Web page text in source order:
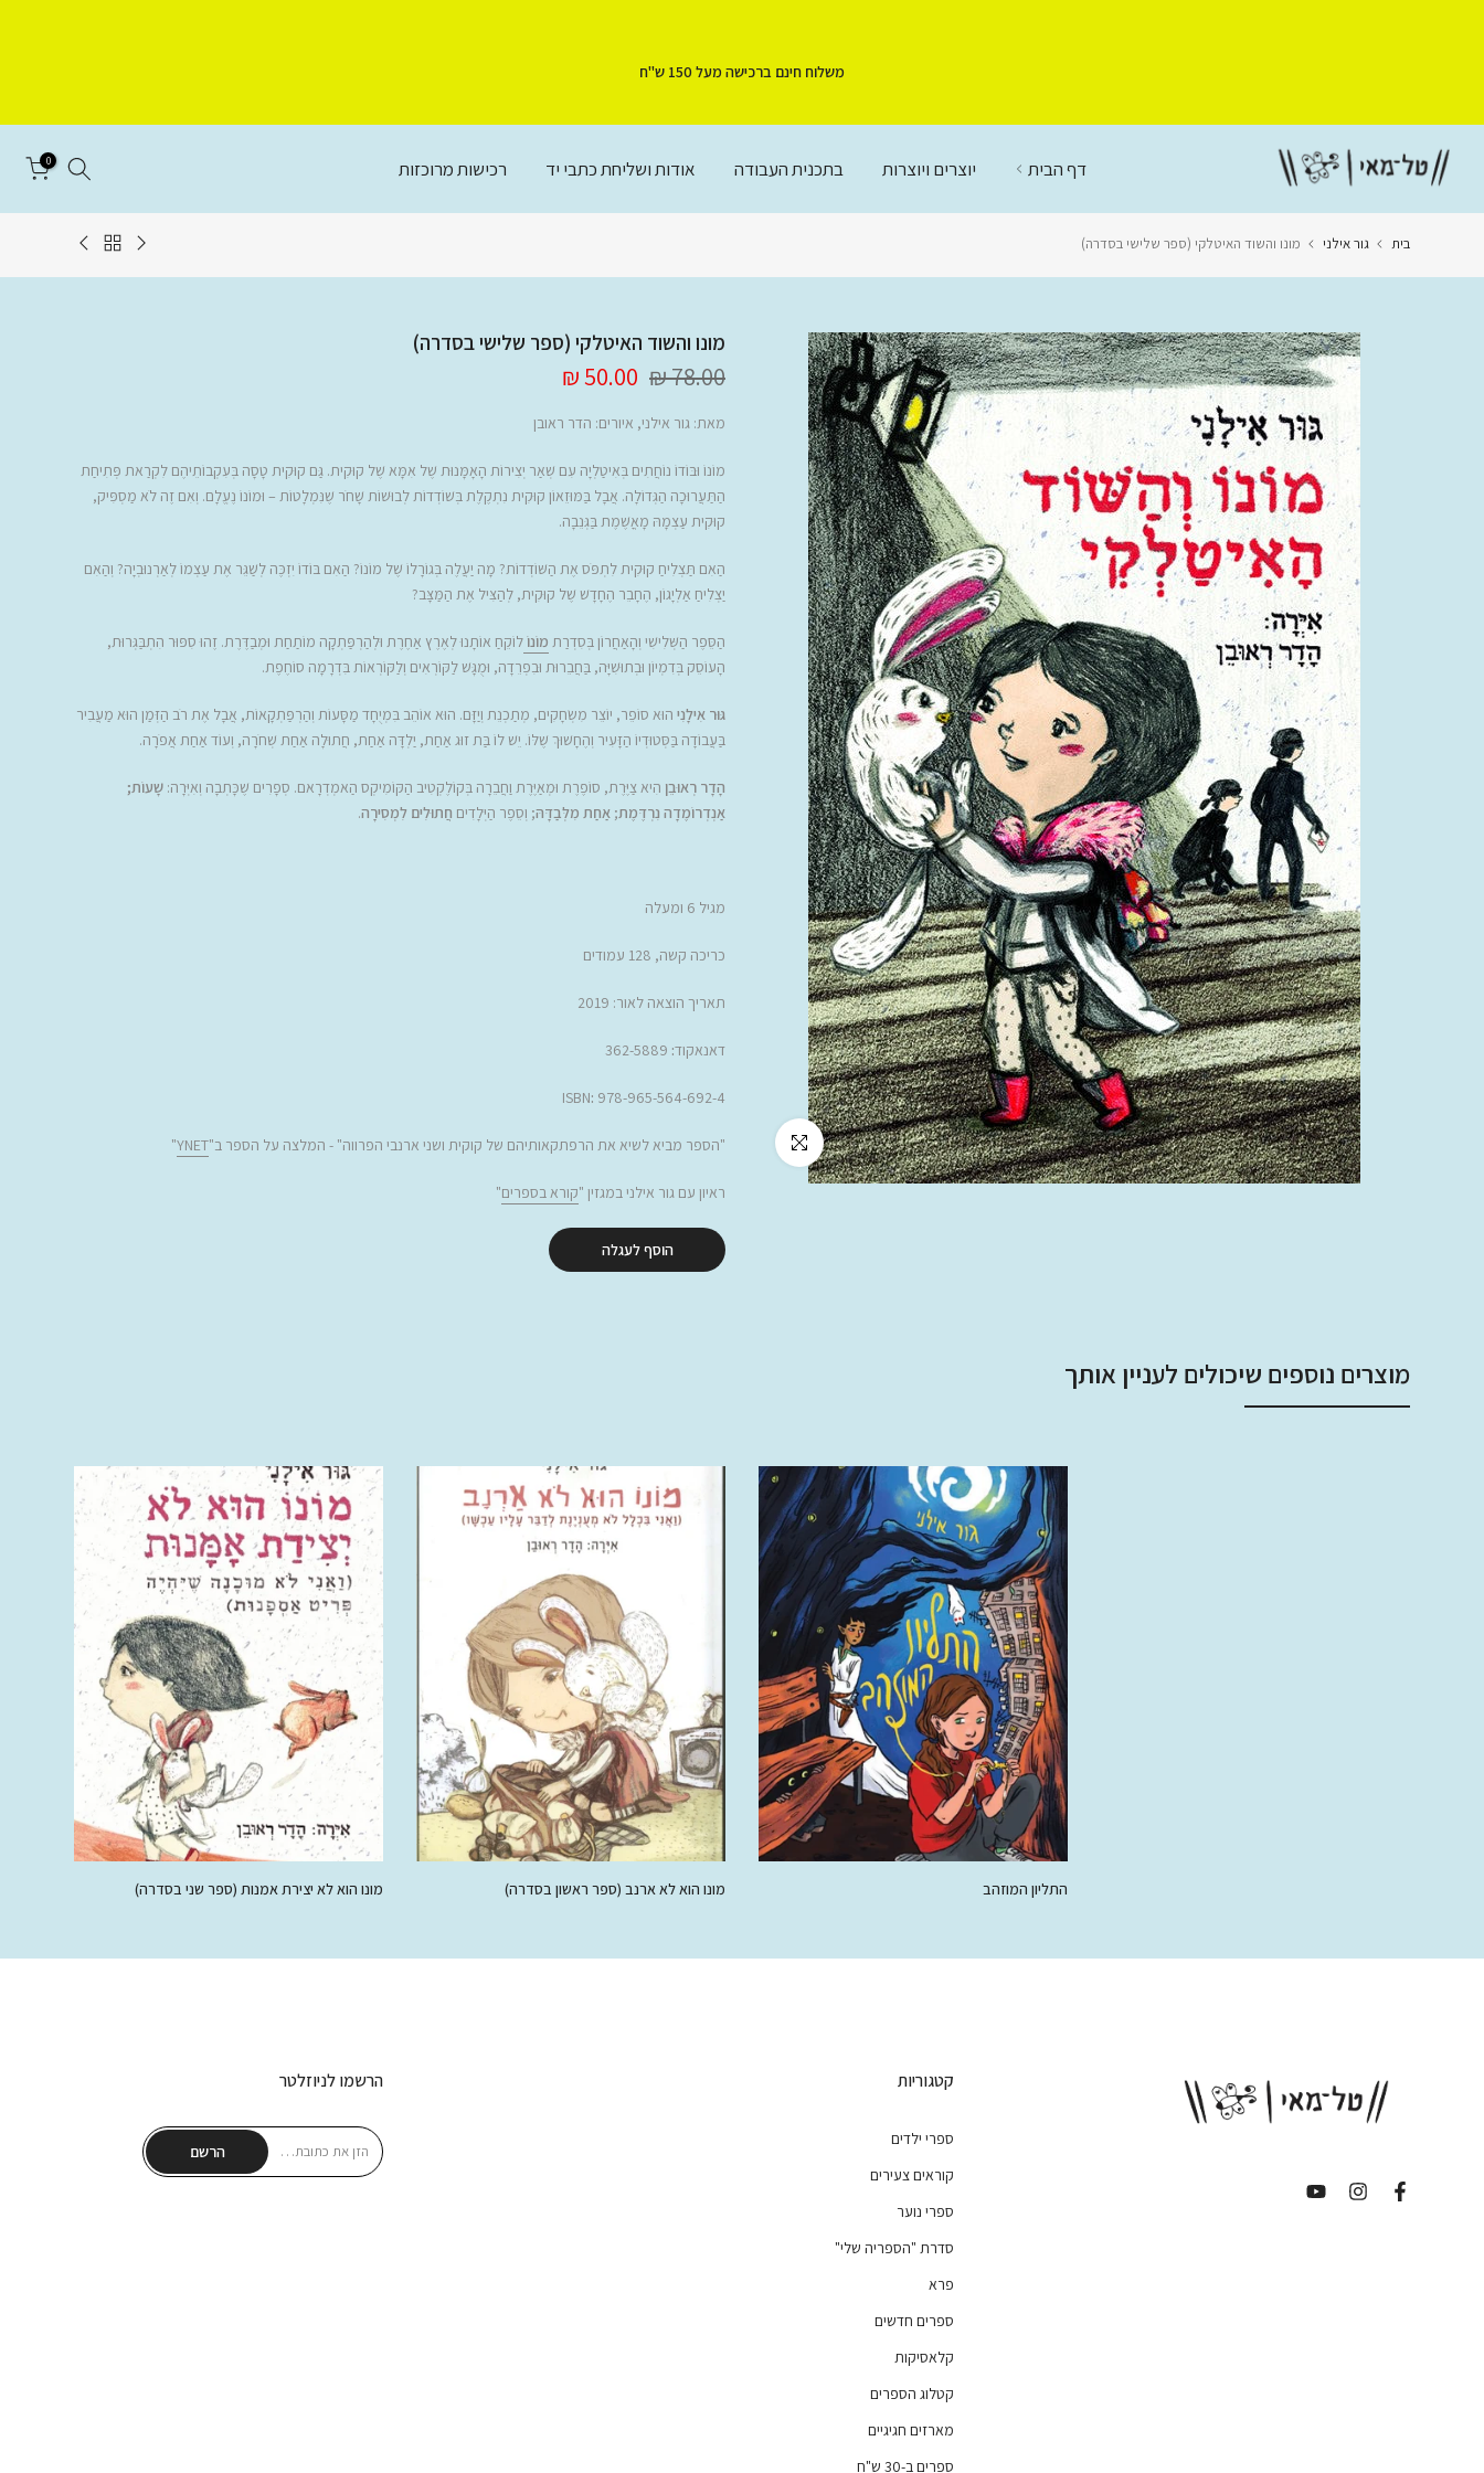
משלוח חינם ברכישה מעל 150 ש"ח
דף הבית יוצרים ויוצרות בתכנית העבודה אודות ושליחת כתבי יד רכישות מרוכזות 0
בית גור אילני מונו והשוד האיטלקי (ספר שלישי בסדרה)
לחץ להגדלה
מונו והשוד האיטלקי (ספר שלישי בסדרה)
78.00 ₪
50.00 ₪
מאת: גור אילני, איורים: הדר ראובן
מוֹנוֹ וּבּוֹדוֹ נוֹחֲתִים בְּאִיטַלְיָה עִם שְׁאַר יְצִירוֹת הָאָמָּנוּת שֶׁל אִמָּא שֶׁל קוּקִית. גַּם קוּקִית טָסָה בְּעִקְבוֹתֵיהֶם לִקְרַאת פְּתִיחַת
הַתַּעֲרוּכָה הַגְּדוֹלָה. אֲבָל בַּמּוּזֵאוֹן קוּקִית נִתְקֶלֶת בְּשׁוֹדְדוֹת לְבוּשׁוֹת שָׁחֹר שֶׁנִּמְלָטוֹת – וּמוֹנוֹ נֶעֱלָם. וְאִם זֶה לֹא מַסְפִּיק,
קוּקִית עַצְמָהּ מָאֳשֶׁמֶת בַּגְּנֵבָה.
הַאִם תַּצְלִיחַ קוּקִית לִתְפֹּס אֶת הַשּׁוֹדְדוֹת? מָה יַעֲלֶה בְּגוֹרָלוֹ שֶׁל מוֹנוֹ? הַאִם בּוֹדוֹ יִזְכֶּה לְשַׁגֵּר אֶת עַצְמוֹ לְאַרְנוּבְיָה? וְהַאִם
יַצְלִיחַ אַלְיָגוֹן, הֶחָבֵר הֶחָדָשׁ שֶׁל קוּקִית, לְהַצִּיל אֶת הַמַּצָּב?
הַסֵּפֶר הַשְּׁלִישִׁי וְהָאַחֲרוֹן בְּסִדְרַת מוֹנוֹלוֹקֵחַ אוֹתָנוּ לְאֶרֶץ אַחֶרֶת וּלְהַרְפַּתְקָה מוֹתַחַת וּמְבַדֶּרֶת. זֶהוּ סִפּוּר הִתְבַּגְּרוּת,
הָעוֹסֵק בְּדִמְיוֹן וּבְתוּשִׁיָּה, בַּחֲבֵרוּת וּבִפְרֵדָה, וּמֻגָּשׁ לַקּוֹרְאִים וְלַקּוֹרְאוֹת בִּדְרָמָה סוֹחֶפֶת.
גּוּר אִילָנִי הוּא סוֹפֵר, יוֹצֵר מִשְׂחָקִים, מְתַכְנֵת וְיַזָּם. הוּא אוֹהֵב בִּמְיֻחָד מַסָּעוֹת וְהַרְפַּתְקָאוֹת, אֲבָל אֶת רֹב הַזְּמַן הוּא מַעֲבִיר
בַּעֲבוֹדָה בַּסְּטוּדְיוֹ הַזָּעִיר וְהֶחָשׁוּךְ שֶׁלּוֹ. יֵשׁ לוֹ בַּת זוּג אַחַת, יַלְדָּה אַחַת, חֲתוּלָה אַחַת שְׁחֹרָה, וְעוֹד אַחַת אֲפֹרָה.
הָדָר רְאוּבֵן הִיא צַיֶּרֶת, סוֹפֶרֶת וּמְאַיֶּרֶת וַחֲבֵרָה בְּקוֹלֶקְטִיב הַקּוֹמִיקְס הַאמְדְרָאם. סְפָרִים שֶׁכָּתְבָה וְאִיְּרָה: שָׁעוֹת;
אַנְדְרוֹמֶדָה נִרְדֶּמֶת; אַחַת מִלְּבַדָּהּ; וְסֵפֶר הַיְּלָדִים חֲתוּלִים לִמְסִירָה.
מגיל 6 ומעלה
כריכה קשה, 128 עמודים
תאריך הוצאה לאור: 2019
דאנאקוד:
362-5889
ISBN: 978-965-564-692-4
"הספר מביא לשיא את הרפתקאותיהם של קוקית ושני ארנבי הפרווה"
- המלצה על הספר ב"YNET
"
ראיון עם גור אילני במגזין "קורא בספרים"
הוסף לעגלה
מוצרים נוספים שיכולים לעניין אותך
התליון המוזהב
מונו הוא לא ארנב (ספר ראשון בסדרה)
מונו הוא לא יצירת אמנות (ספר שני בסדרה)
קטגוריות
ספרי ילדים
קוראים צעירים
ספרי נוער
סדרת "הספריה שלי"
פרא
ספרים חדשים
קלאסיקות
קטלוג הספרים
מארזים חגיגיים
ספרים ב-30 ש"ח
הרשמו לניוזלטר
הרשם